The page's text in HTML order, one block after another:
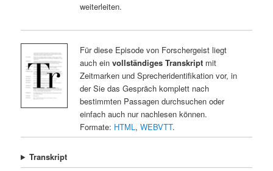
weiterleiten.
Für diese Episode von Forschergeist liegt
auch ein vollständiges Transkriptmit
Zeitmarken und Sprecheridentifikation vor, in
der Sie das Gespräch komplett nach
bestimmten Passagen durchsuchen oder
einfach auch nur nachlesen können.
Formate: HTML , WEBVTT.
Transkript